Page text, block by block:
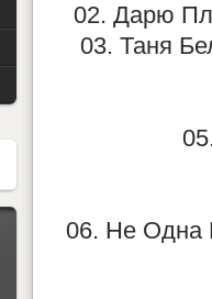
02. Дарю
03. Таня
06. Не Одна